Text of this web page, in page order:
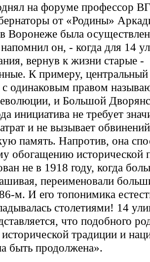
на форуме профессор
от «Родины»
Воронеже была
он, - когда для 14
вернув к жизни старые -
К примеру, центральный
с одинаковым правом
и Большой
инициатива не требует
и не вызывает
память. Напротив, она
обогащению исторической
не в 1918 году, когда
переименовали
м. И его топонимика
столетиями! 14
что подобного
традиции и
быть продолжена».